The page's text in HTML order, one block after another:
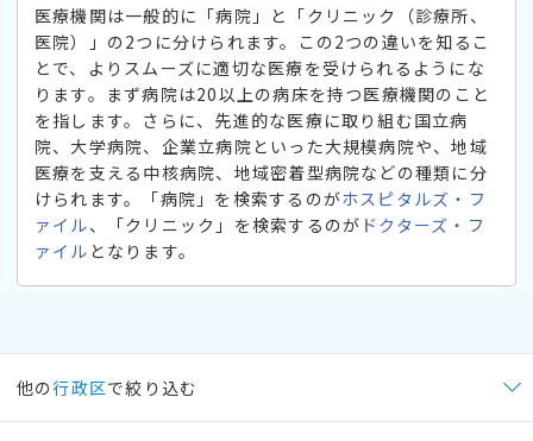
医療機関は一般的に「病院」と「クリニック（診療所、
医院）」の2つに分けられます。この2つの違いを知るこ
とで、よりスムーズに適切な医療を受けられるようにな
ります。まず病院は20以上の病床を持つ医療機関のこと
を指します。さらに、先進的な医療に取り組む国立病
院、大学病院、企業立病院といった大規模病院や、地域
医療を支える中核病院、地域密着型病院などの種類に分
けられます。「病院」を検索するのがホスピタルズ・フ
ァイル、「クリニック」を検索するのが ドクターズ・フ
ァイル となります。
他の行政区で絞り込む